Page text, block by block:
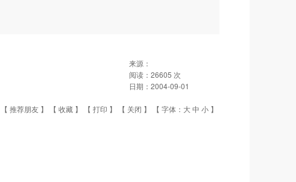
来源：
阅读： 26605 次
日期： 2004-09-01
推荐朋友 】 【 收藏 】 【 打印 】 【 关闭 】 【 字体： 大中 小 】